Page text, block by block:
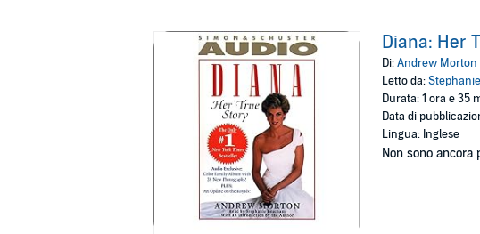
Diana: Her
Di:Andrew Morton
Letto da:
Durata: 1 ora e 35
Data di
Lingua: Inglese
Non sono ancora